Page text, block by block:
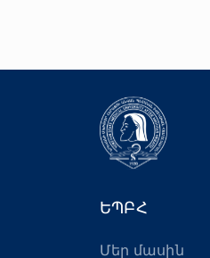
ԵՊԲՀ
Մեր մասին